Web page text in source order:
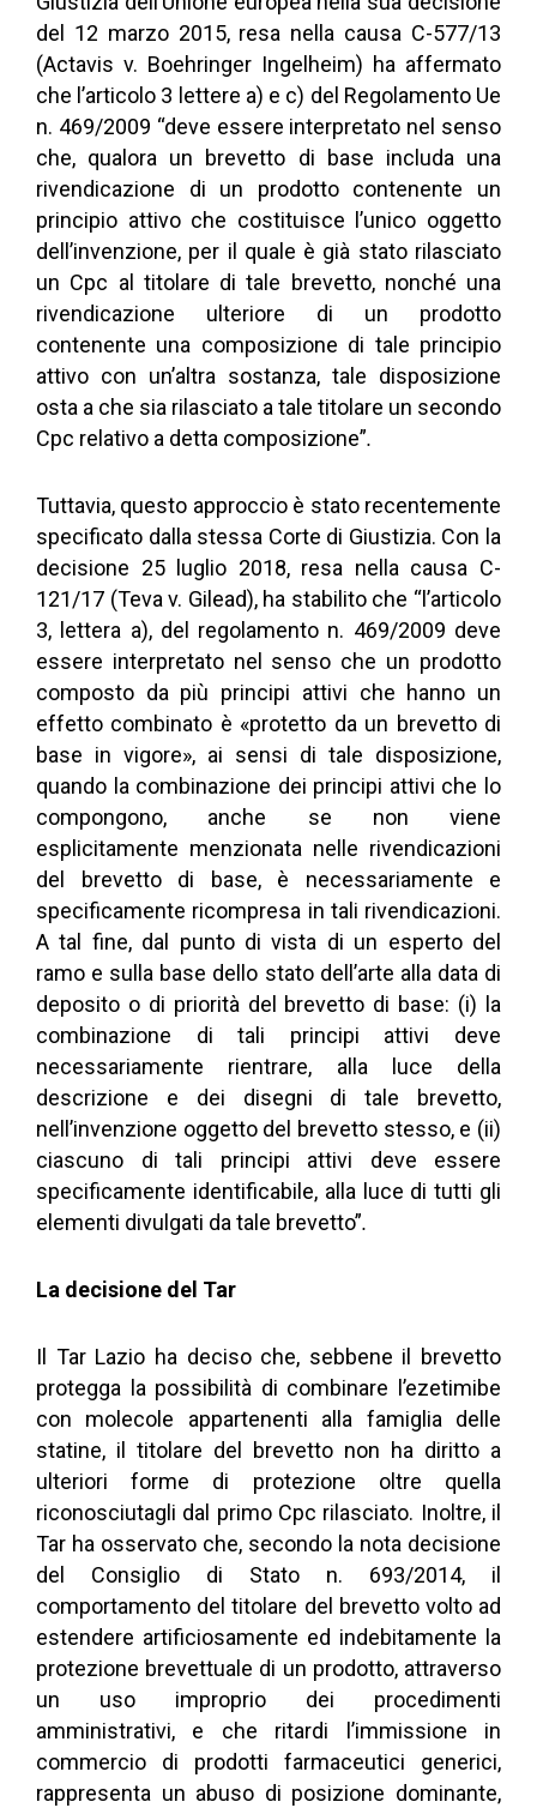
del 12 marzo 2015, resa nella causa C-577/13
(Actavis v. Boehringer Ingelheim) ha affermato
che l’articolo 3 lettere a) e c) del Regolamento Ue
n. 469/2009 “deve essere interpretato nel senso
che, qualora un brevetto di base includa una
rivendicazione di un prodotto contenente un
principio attivo che costituisce l’unico oggetto
dell’invenzione, per il quale è già stato rilasciato
un Cpc al titolare di tale brevetto, nonché una
rivendicazione ulteriore di un prodotto
contenente una composizione di tale principio
attivo con un’altra sostanza, tale disposizione
osta a che sia rilasciato a tale titolare un secondo
Cpc relativo a detta composizione”.
Tuttavia, questo approccio è stato recentemente
specificato dalla stessa Corte di Giustizia. Con la
decisione 25 luglio 2018, resa nella causa C-
121/17 (Teva v. Gilead), ha stabilito che “l’articolo
3, lettera a), del regolamento n. 469/2009 deve
essere interpretato nel senso che un prodotto
composto da più principi attivi che hanno un
effetto combinato è «protetto da un brevetto di
base in vigore», ai sensi di tale disposizione,
quando la combinazione dei principi attivi che lo
compongono, anche se non viene
esplicitamente menzionata nelle rivendicazioni
del brevetto di base, è necessariamente e
specificamente ricompresa in tali rivendicazioni.
A tal fine, dal punto di vista di un esperto del
ramo e sulla base dello stato dell’arte alla data di
deposito o di priorità del brevetto di base: (i) la
combinazione di tali principi attivi deve
necessariamente rientrare, alla luce della
descrizione e dei disegni di tale brevetto,
nell’invenzione oggetto del brevetto stesso, e (ii)
ciascuno di tali principi attivi deve essere
specificamente identificabile, alla luce di tutti gli
elementi divulgati da tale brevetto”.
La decisione del Tar
Il Tar Lazio ha deciso che, sebbene il brevetto
protegga la possibilità di combinare l’ezetimibe
con molecole appartenenti alla famiglia delle
statine, il titolare del brevetto non ha diritto a
ulteriori forme di protezione oltre quella
riconosciutagli dal primo Cpc rilasciato. Inoltre, il
Tar ha osservato che, secondo la nota decisione
del Consiglio di Stato n. 693/2014, il
comportamento del titolare del brevetto volto ad
estendere artificiosamente ed indebitamente la
protezione brevettuale di un prodotto, attraverso
un uso improprio dei procedimenti
amministrativi, e che ritardi l’immissione in
commercio di prodotti farmaceutici generici,
rappresenta un abuso di posizione dominante,